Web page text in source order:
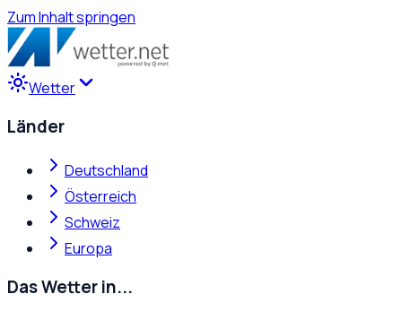
Zum Inhalt springen
Wetter
Länder
Deutschland
Österreich
Schweiz
Europa
Das Wetter in...